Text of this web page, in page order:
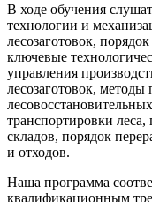
В ходе обучения
технологии и
лесозаготовок,
ключевые
управления
лесозаготовок,
транспортировки
складов, порядок
и отходов.
Наша программа
квалификационным